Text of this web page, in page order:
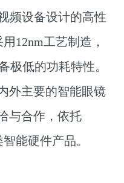
频设备设计的高性
12nm工艺制造，
极低的功耗特性。
外主要的智能眼镜
与合作，依托
能硬件产品。